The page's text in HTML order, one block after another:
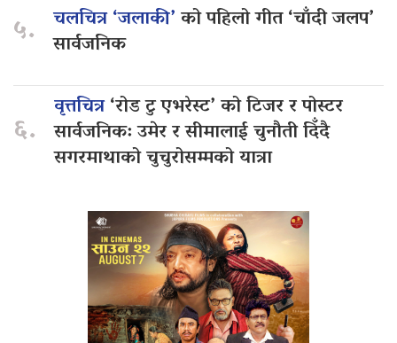
५. चलचित्र ‘जलाकी’को पहिलो गीत ‘चाँदी जलप’
सार्वजनिक
६.
वृत्तचित्र‘रोड टु एभरेस्ट’ को टिजर र पोस्टर
सार्वजनिक: उमेर र सीमालाई चुनौती दिँदै
सगरमाथाको चुचुरोसम्मको यात्रा